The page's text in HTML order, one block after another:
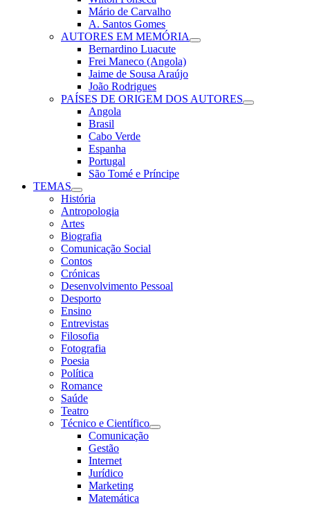
Mário de Carvalho
A. Santos Gomes
AUTORES EM MEMÓRIA
Bernardino Luacute
Frei Maneco (Angola)
Jaime de Sousa Araújo
João Rodrigues
PAÍSES DE ORIGEM DOS AUTORES
Angola
Brasil
Cabo Verde
Espanha
Portugal
São Tomé e Príncipe
TEMAS
História
Antropologia
Artes
Biografia
Comunicação Social
Contos
Crónicas
Desenvolvimento Pessoal
Desporto
Ensino
Entrevistas
Filosofia
Fotografia
Poesia
Política
Romance
Saúde
Teatro
Técnico e Científico
Comunicação
Gestão
Internet
Jurídico
Marketing
Matemática